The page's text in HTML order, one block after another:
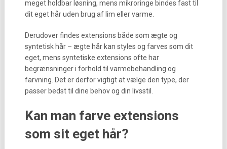
meget holdbar løsning, mens mikroringe bindes fast til
dit eget hår uden brug af lim eller varme.
Derudover findes extensions både som ægte og
syntetisk hår – ægte hår kan styles og farves som dit
eget, mens syntetiske extensions ofte har
begrænsninger i forhold til varmebehandling og
farvning. Det er derfor vigtigt at vælge den type, der
passer bedst til dine behov og din livsstil.
Kan man farve extensions
som sit eget hår?